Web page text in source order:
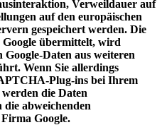
Verweildauer auf
auf den europäischen
gespeichert werden. Die
übermittelt, wird
Daten aus weiteren
Wenn Sie allerdings
Plug-ins bei Ihrem
die Daten
abweichenden
Google.